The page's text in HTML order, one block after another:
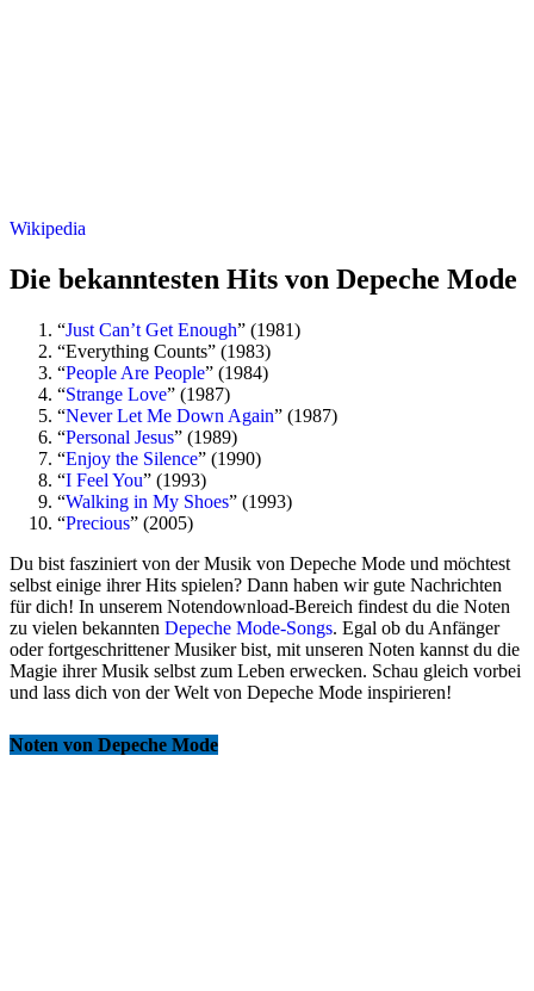
Wikipedia
Die bekanntesten Hits von Depeche Mode
“Just Can’t Get Enough” (1981)
“Everything Counts” (1983)
“People Are People” (1984)
“Strange Love” (1987)
“Never Let Me Down Again” (1987)
“Personal Jesus” (1989)
“Enjoy the Silence” (1990)
“I Feel You” (1993)
“Walking in My Shoes” (1993)
“Precious” (2005)
Du bist fasziniert von der Musik von Depeche Mode und möchtest
selbst einige ihrer Hits spielen? Dann haben wir gute Nachrichten
für dich! In unserem Notendownload-Bereich findest du die Noten
zu vielen bekannten Depeche Mode-Songs. Egal ob du Anfänger
oder fortgeschrittener Musiker bist, mit unseren Noten kannst du die
Magie ihrer Musik selbst zum Leben erwecken. Schau gleich vorbei
und lass dich von der Welt von Depeche Mode inspirieren!
Noten von Depeche Mode